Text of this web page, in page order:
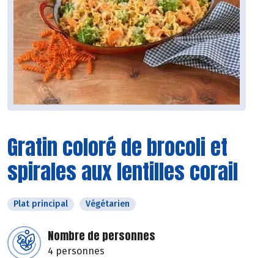
Gratin coloré de brocoli et
spirales aux lentilles corail
Plat principal Végétarien
Nombre de personnes
4 personnes